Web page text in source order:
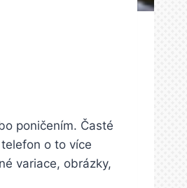
poničením. Časté
o to více
variace, obrázky,